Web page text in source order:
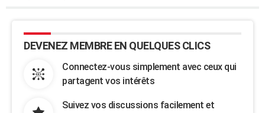
DEVENEZ MEMBRE EN QUELQUES CLICS
Connectez-vous simplement avec ceux qui
partagent vos intérêts
Suivez vos discussions facilement et